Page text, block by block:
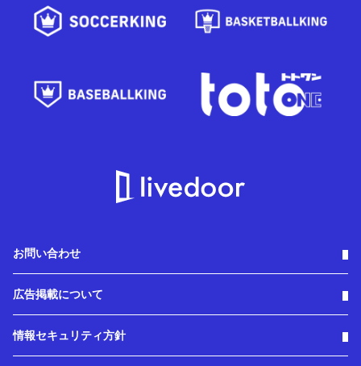
お問い合わせ
広告掲載について
情報セキュリティ方針